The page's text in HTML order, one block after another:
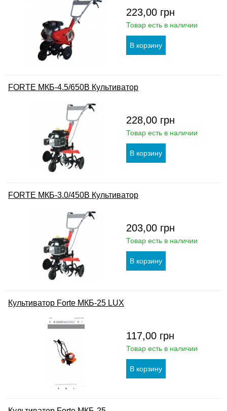
223,00 грн
Товар есть в наличии
FORTE МКБ-4.5/650В Культиватор
228,00 грн
Товар есть в наличии
FORTE МКБ-3.0/450В Культиватор
203,00 грн
Товар есть в наличии
Культиватор Forte МКБ-25 LUX
117,00 грн
Товар есть в наличии